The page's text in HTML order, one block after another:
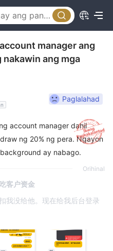
manager ang
ang mga
Paglalahad
account manager dahil
ng 20% ​​ng pera. Ngayon
ay nabago.
Orihinal
客户资金
我没给他。现在给我后台登录